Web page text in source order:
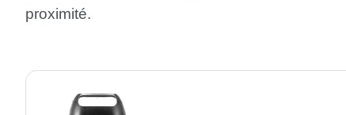
proximité.